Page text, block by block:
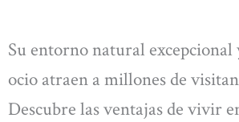
Su entorno natural excepcional
ocio atraen a millones de
Descubre las ventajas de vivir